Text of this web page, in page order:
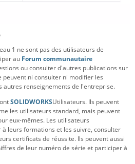
1 ne sont pas des utilisateurs de
au Forum communautaire
ou consulter d'autres publications sur
peuvent ni consulter ni modifier les
autres renseignements de l'entreprise.
SOLIDWORKSUtilisateurs. Ils peuvent
les utilisateurs standard, mais peuvent
eux-mêmes. Les utilisateurs
leurs formations et les suivre, consulter
certificats de réussite. Ils peuvent aussi
de leur numéro de série et participer à